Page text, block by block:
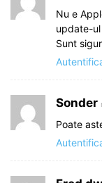
Nu e
update-
Sunt
Sonder
Poate